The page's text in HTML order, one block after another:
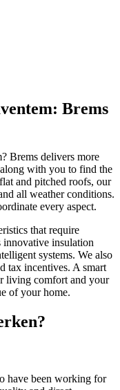
Brems
Brems delivers more
with you to find the
and pitched roofs, our
all weather conditions.
every aspect.
that require
innovative insulation
systems. We also
tax incentives. A smart
living comfort and your
of your home.
have been working for